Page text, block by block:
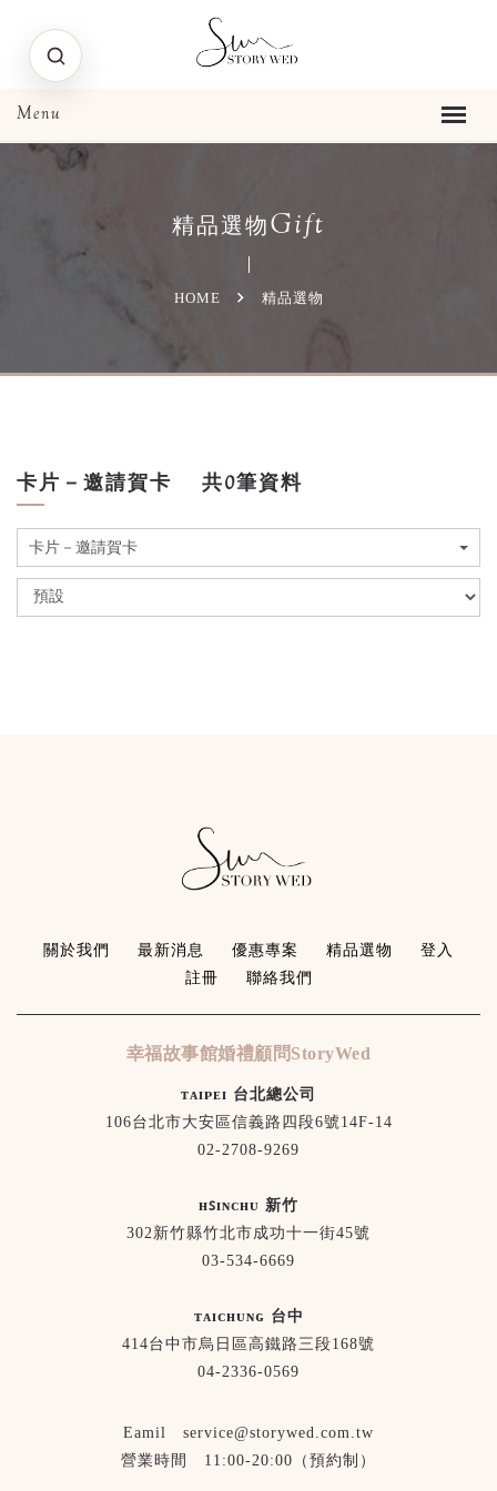
精品選物Gift
HOME 精品選物
卡片－邀請賀卡 共0筆資料
卡片－邀請賀卡
關於我們 最新消息 優惠專案 精品選物
登入
註冊
聯絡我們
幸福故事館婚禮顧問StoryWed
ᴛᴀɪᴘᴇɪ 台北總公司
106台北市大安區信義路四段6號14F-14
02-2708-9269
ʜꜱɪɴᴄʜᴜ 新竹
302新竹縣竹北市成功十一街45號
03-534-6669
ᴛᴀɪᴄʜᴜɴɢ 台中
414台中市烏日區高鐵路三段168號
04-2336-0569
Eamil service@storywed.com.tw
營業時間 11:00-20:00（預約制）